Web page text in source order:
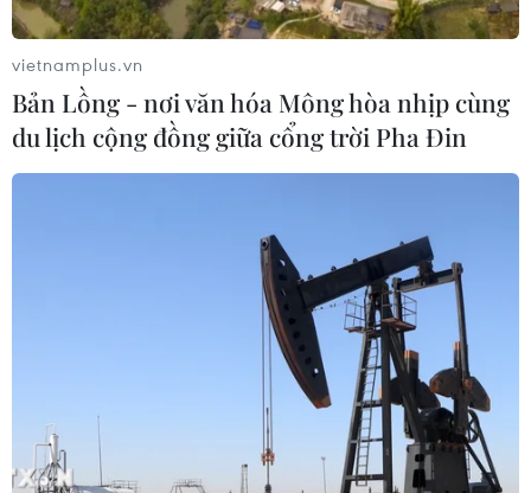
TIN CÙNG CHUYÊN MỤC
Tháo gỡ dứt điểm vướng mắc hiện
hữu dự án Nhà máy điện hạt nhân
vietnamplus.vn
Bản Lồng - nơi văn hóa Mông hòa nhịp cùng
du lịch cộng đồng giữa cổng trời Pha Đin